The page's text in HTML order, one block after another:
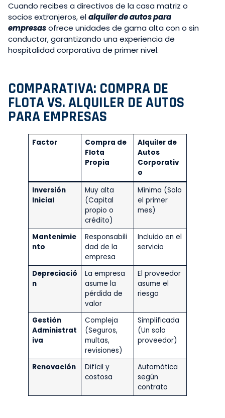
Cuando recibes a directivos de la casa matriz o
socios extranjeros, elalquiler de autos para
empresasofrece unidades de gama alta con o sin
conductor, garantizando una experiencia de
hospitalidad corporativa de primer nivel.
COMPARATIVA: COMPRA DE
FLOTA VS. ALQUILER DE AUTOS
PARA EMPRESAS
Factor
Compra de
Flota
Propia
Alquiler de
Autos
Corporativ
o
Inversión
Inicial
Muy alta
(Capital
propio o
crédito)
Mínima (Solo
el primer
mes)
Mantenimie
nto
Responsabili
dad de la
empresa
Incluido en el
servicio
Depreciació
n
La empresa
asume la
pérdida de
valor
El proveedor
asume el
riesgo
Gestión
Administrat
iva
Compleja
(Seguros,
multas,
revisiones)
Simplificada
(Un solo
proveedor)
Renovación
Difícil y
costosa
Automática
según
contrato